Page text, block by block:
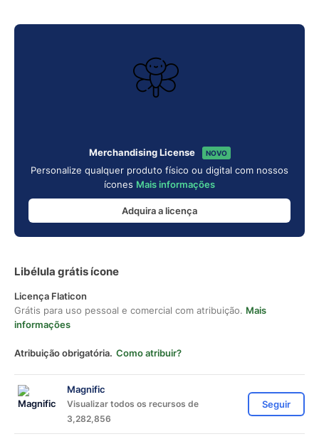
Merchandising License NOVO
Personalize qualquer produto físico ou digital com nossos
ícones Mais informações
Adquira a licença
Libélula grátis ícone
Licença Flaticon
Grátis para uso pessoal e comercial com atribuição. Mais
informações
Atribuição obrigatória. Como atribuir?
Magnific
Visualizar todos os recursos de
3,282,856
Seguir